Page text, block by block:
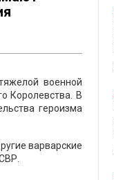
военной
Королевства. В
героизма
варварские